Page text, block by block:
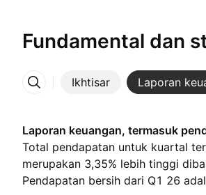
Fundamental dan
Ikhtisar Laporan
Lainnya
Laporan keuangan, termasuk
Total pendapatan untuk kuartal
merupakan 3,35% lebih tinggi
Pendapatan bersih dari Q1 26